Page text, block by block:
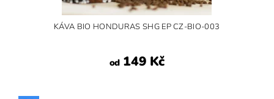
KÁVA BIO HONDURAS SHG EP CZ-BIO-003
od149 Kč